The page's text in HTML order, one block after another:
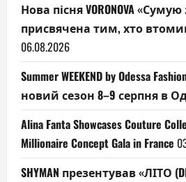
Нова пісня VORONOVA
присвячена тим, хто
06.08.2026
Summer WEEKEND by Odessa
новий сезон 8–9 серпня в
Alina Fanta Showcases Couture
Millionaire Concept Gala in France
SHYMAN презентував «ЛІТО